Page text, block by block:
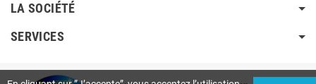
LA SOCIÉTÉ
SERVICES